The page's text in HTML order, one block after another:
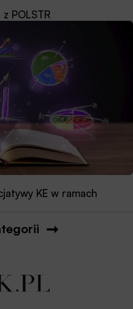
POLSTR
KE w ramach